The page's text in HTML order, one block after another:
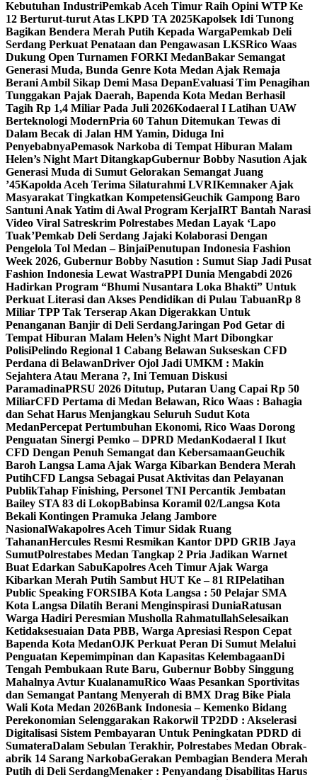
Kebutuhan IndustriPemkab Aceh Timur Raih Opini WTP Ke
12 Berturut-turut Atas LKPD TA 2025Kapolsek Idi Tunong
Bagikan Bendera Merah Putih Kepada WargaPemkab Deli
Serdang Perkuat Penataan dan Pengawasan LKSRico Waas
Dukung Open Turnamen FORKI MedanBakar Semangat
Generasi Muda, Bunda Genre Kota Medan Ajak Remaja
Berani Ambil Sikap Demi Masa DepanEvaluasi Tim Penagihan
Tunggakan Pajak Daerah, Bapenda Kota Medan Berhasil
Tagih Rp 1,4 Miliar Pada Juli 2026Kodaeral I Latihan UAW
Berteknologi ModernPria 60 Tahun Ditemukan Tewas di
Dalam Becak di Jalan HM Yamin, Diduga Ini
PenyebabnyaPemasok Narkoba di Tempat Hiburan Malam
Helen’s Night Mart DitangkapGubernur Bobby Nasution Ajak
Generasi Muda di Sumut Gelorakan Semangat Juang
’45Kapolda Aceh Terima Silaturahmi LVRIKemnaker Ajak
Masyarakat Tingkatkan KompetensiGeuchik Gampong Baro
Santuni Anak Yatim di Awal Program KerjaIRT Bantah Narasi
Video Viral Satreskrim Polrestabes Medan Layak ‘Lapo
Tuak’Pemkab Deli Serdang Jajaki Kolaborasi Dengan
Pengelola Tol Medan – BinjaiPenutupan Indonesia Fashion
Week 2026, Gubernur Bobby Nasution : Sumut Siap Jadi Pusat
Fashion Indonesia Lewat WastraPPI Dunia Mengabdi 2026
Hadirkan Program “Bhumi Nusantara Loka Bhakti” Untuk
Perkuat Literasi dan Akses Pendidikan di Pulau TabuanRp 8
Miliar TPP Tak Terserap Akan Digerakkan Untuk
Penanganan Banjir di Deli SerdangJaringan Pod Getar di
Tempat Hiburan Malam Helen’s Night Mart Dibongkar
PolisiPelindo Regional 1 Cabang Belawan Sukseskan CFD
Perdana di BelawanDriver Ojol Jadi UMKM : Makin
Sejahtera Atau Merana ?, Ini Temuan Diskusi
ParamadinaPRSU 2026 Ditutup, Putaran Uang Capai Rp 50
MiliarCFD Pertama di Medan Belawan, Rico Waas : Bahagia
dan Sehat Harus Menjangkau Seluruh Sudut Kota
MedanPercepat Pertumbuhan Ekonomi, Rico Waas Dorong
Penguatan Sinergi Pemko – DPRD MedanKodaeral I Ikut
CFD Dengan Penuh Semangat dan KebersamaanGeuchik
Baroh Langsa Lama Ajak Warga Kibarkan Bendera Merah
PutihCFD Langsa Sebagai Pusat Aktivitas dan Pelayanan
PublikTahap Finishing, Personel TNI Percantik Jembatan
Bailey STA 83 di LokopBabinsa Koramil 02/Langsa Kota
Bekali Kontingen Pramuka Jelang Jambore
NasionalWakapolres Aceh Timur Sidak Ruang
TahananHercules Resmi Resmikan Kantor DPD GRIB Jaya
SumutPolrestabes Medan Tangkap 2 Pria Jadikan Warnet
Buat Edarkan SabuKapolres Aceh Timur Ajak Warga
Kibarkan Merah Putih Sambut HUT Ke – 81 RIPelatihan
Public Speaking FORSIBA Kota Langsa : 50 Pelajar SMA
Kota Langsa Dilatih Berani Menginspirasi DuniaRatusan
Warga Hadiri Peresmian Musholla RahmatullahSelesaikan
Ketidaksesuaian Data PBB, Warga Apresiasi Respon Cepat
Bapenda Kota MedanOJK Perkuat Peran Di Sumut Melalui
Penguatan Kepemimpinan dan Kapasitas KelembagaanDi
Tengah Pembukaan Rute Baru, Gubernur Bobby Singgung
Mahalnya Avtur KualanamuRico Waas Pesankan Sportivitas
dan Semangat Pantang Menyerah di BMX Drag Bike Piala
Wali Kota Medan 2026Bank Indonesia – Kemenko Bidang
Perekonomian Selenggarakan Rakorwil TP2DD : Akselerasi
Digitalisasi Sistem Pembayaran Untuk Peningkatan PDRD di
SumateraDalam Sebulan Terakhir, Polrestabes Medan Obrak-
abrik 14 Sarang NarkobaGerakan Pembagian Bendera Merah
Putih di Deli SerdangMenaker : Penyandang Disabilitas Harus